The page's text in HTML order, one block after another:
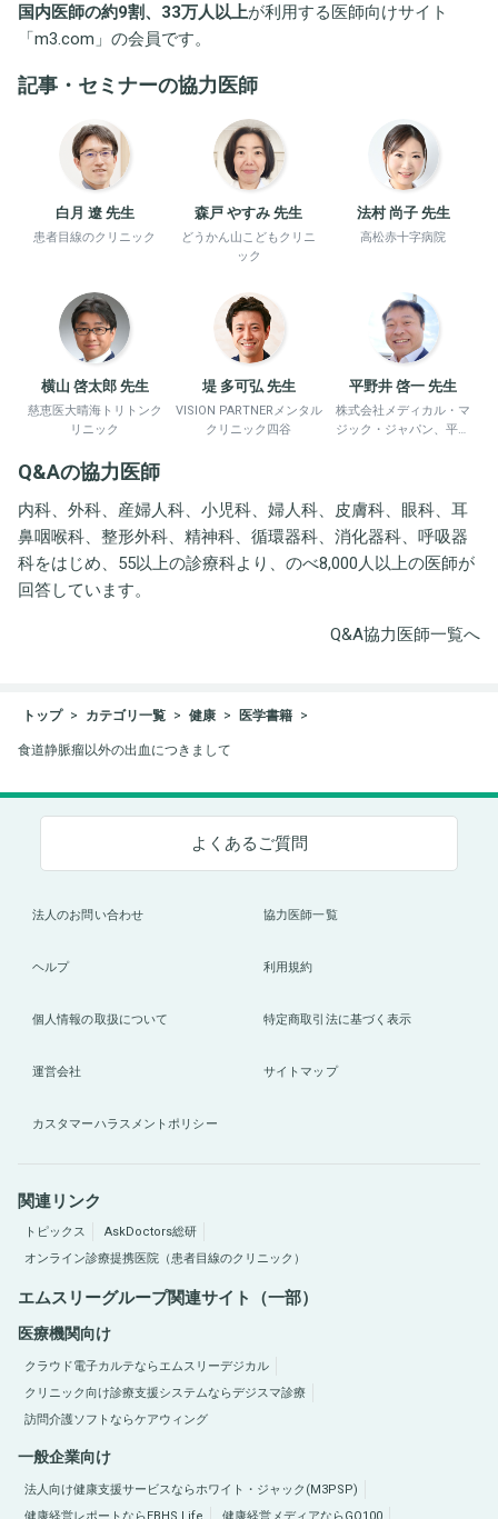
国内医師の約9割、33万人以上が利用する医師向けサイト
「m3.com 」の会員です。
記事・セミナーの協力医師
白月 遼 先生
患者目線のクリニック
森戸 やすみ 先生
どうかん山こどもクリニ
ック
法村 尚子 先生
高松赤十字病院
横山 啓太郎 先生
慈恵医大晴海トリトンク
リニック
堤 多可弘 先生
VISION PARTNERメンタル
クリニック四谷
平野井 啓一 先生
株式会社メディカル・マ
ジック・ジャパン、平野
Q&Aの協力医師
内科、外科、産婦人科、小児科、婦人科、皮膚科、眼科、耳
鼻咽喉科、整形外科、精神科、循環器科、消化器科、呼吸器
科をはじめ、55以上の診療科より、のべ8,000人以上の医師が
回答しています。
Q&A協力医師一覧へ
トップ カテゴリ一覧 健康 医学書籍
食道静脈瘤以外の出血につきまして
よくあるご質問
法人のお問い合わせ 協力医師一覧
ヘルプ 利用規約
個人情報の取扱について 特定商取引法に基づく表示
運営会社 サイトマップ
カスタマーハラスメントポリシー
関連リンク
トピックス
AskDoctors総研
オンライン診療提携医院（患者目線のクリニック）
エムスリーグループ関連サイト（一部）
医療機関向け
クラウド電子カルテならエムスリーデジカル
クリニック向け診療支援システムならデジスマ診療
訪問介護ソフトならケアウィング
一般企業向け
法人向け健康支援サービスならホワイト・ジャック(M3PSP)